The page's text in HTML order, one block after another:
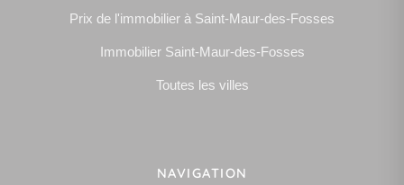
Prix de l'immobilier à Saint-Maur-des-Fosses
Immobilier Saint-Maur-des-Fosses
Toutes les villes
NAVIGATION